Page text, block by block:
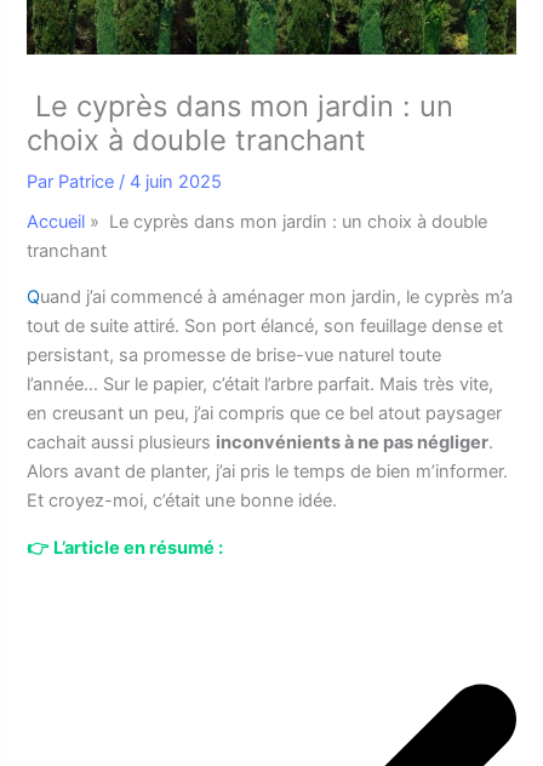
Le cyprès dans mon jardin : un
choix à double tranchant
Par Patrice / 4 juin 2025
Accueil » Le cyprès dans mon jardin : un choix à double
tranchant
Quand j’ai commencé à aménager mon jardin, le cyprès m’a
tout de suite attiré. Son port élancé, son feuillage dense et
persistant, sa promesse de brise-vue naturel toute
l’année… Sur le papier, c’était l’arbre parfait. Mais très vite,
en creusant un peu, j’ai compris que ce bel atout paysager
cachait aussi plusieurs inconvénients à ne pas négliger.
Alors avant de planter, j’ai pris le temps de bien m’informer.
Et croyez-moi, c’était une bonne idée.
👉 L’article en résumé :